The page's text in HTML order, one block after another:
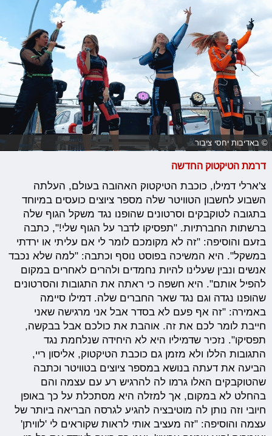
© באדיבות יחסי ציבור
דרמת הטיקטוק החדשה
צ'ארלי דמילו, כוכבת הטיקטוק האהובה בעולם, העלתה
השבוע לחשבון הטוויטר שלה מספר ציוצים כועסים במיוחד
בתגובה לטוקבקים וסרטונים שהופנו נגד משקל הגוף שלה
ברשתות החברתיות. "תפסיקו לדבר על הגוף שלי!", כתבה
בזעם והוסיפה: "זה לא מקומכם לומר לי אם עליתי או ירדתי
במשקל". היא המשיכה בפוסט נוסף וכתבה: "למה שלא נכבד
אנשים ונבין שעלינו להיות נחמדים ולהרים לאחרים במקום
להפיל אותם". היא חשפה כי ראתה את התגובות והסרטונים
שהופנו נגדה וגם נגד שאר החברים שלה. דמילו סיימה
באמירה: "זה אף פעם לא בסדר אבל אני מרגישה שאני
חייבת לומר לכם את זה. אוהבת את כולכם אבל בבקשה,
תפסיקו". נזכיר שדמיליו היא לא היחידה שנלחמת נגד
התגובות הללו ולא מזמן גם כוכבת הטיקטוק, אליסון ריי,
הביעה את דעתה בנושא במספר ציוצים בטוויטר וכתבה
שהטוקבקים האלו גרמו לה להרגיש רע עם עצמה והם
בהחלט לא במקום, אך למזלה היא מסתכלת על כך באופן
חיובי וזה נותן לה מוטיבציה להגיע לגרסה הבריאה ביותר של
עצמה והוסיפה: "זה מעציב אותי לראות שקוראים לי 'לוויתן'